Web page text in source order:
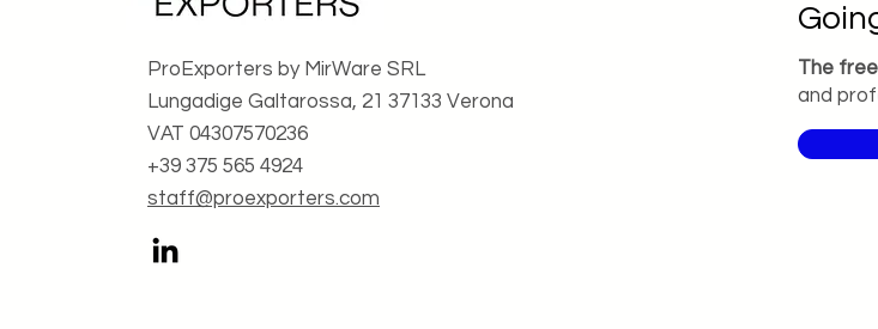
ProExporters by MirWare SRL
Lungadige Galtarossa, 21 37133 Verona
VAT 04307570236
+39 375 565 4924
staff@proexporters.com
The free
and